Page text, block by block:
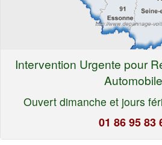
Intervention Urgente pour
Ouvert dimanche et jours
01 86 95 83